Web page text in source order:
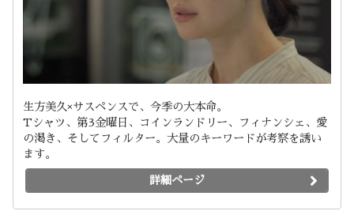
生方美久×サスペンスで、今季の大本命。
Tシャツ、第3金曜日、コインランドリー、フィナンシェ、愛
の渇き、そしてフィルター。大量のキーワードが考察を誘い
ます。
詳細ページ